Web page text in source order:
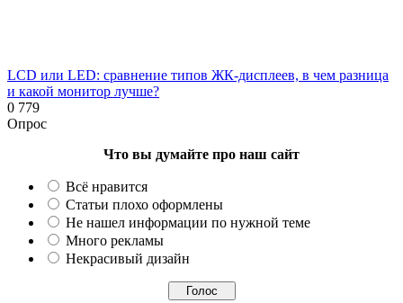
LCD или LED: сравнение типов ЖК-дисплеев, в чем разница
и какой монитор лучше?
0 779
Опрос
Что вы думайте про наш сайт
Всё нравится
Статьи плохо оформлены
Не нашел информации по нужной теме
Много рекламы
Некрасивый дизайн